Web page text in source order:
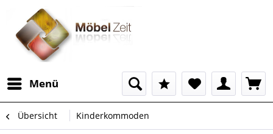
Menü
Übersicht Kinderkommoden